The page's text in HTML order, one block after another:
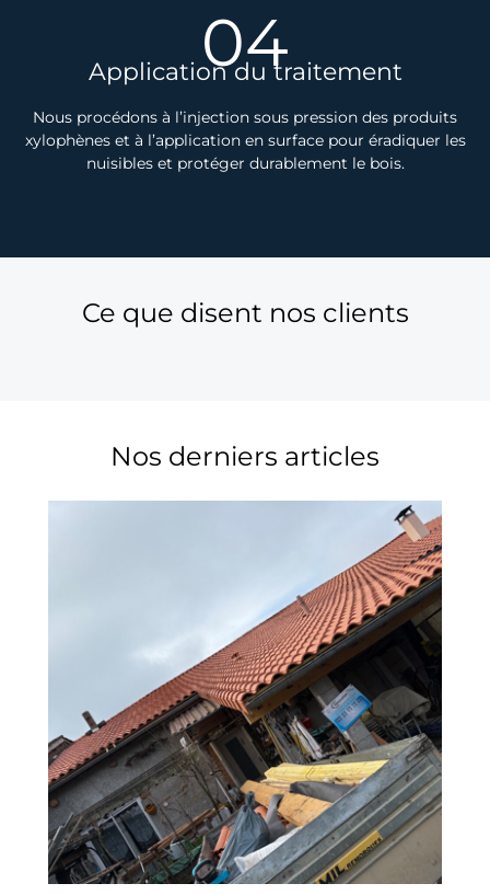
04
Application du traitement
Nous procédons à l’injection sous pression des produits
xylophènes et à l’application en surface pour éradiquer les
nuisibles et protéger durablement le bois.
Ce que disent nos clients
Nos derniers articles